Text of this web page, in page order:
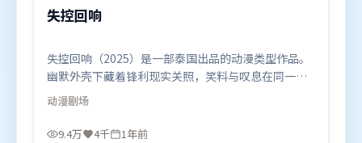
失控回响
失控回响（2025）是一部泰国出品的动漫类型作品。
幽默外壳下藏着锋利现实关照，笑料与叹息在同一场
景里并存。摄影与美术共同营造出强烈地域气质，增
强沉浸感。由朴赞郁执导，谭卓、杨幂、汤姆·哈
迪，奥卡菲娜、易烊千玺等联袂出演。影片于2025年
动漫剧场
9.4万 4千 1年前